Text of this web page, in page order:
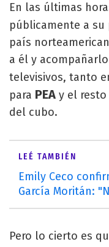
En las últimas
públicamente a su
país
a él y
televisivos, tanto
para PEA y el
del cubo.
LEÉ TAMBIÉN
Emily Ceco
García Moritán:
Pero lo cierto es